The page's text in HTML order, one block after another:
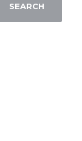
SEARCH